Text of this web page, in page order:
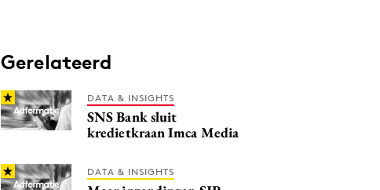
Gerelateerd
DATA & INSIGHTS
SNS Bank sluit
kredietkraan Imca Media
DATA & INSIGHTS